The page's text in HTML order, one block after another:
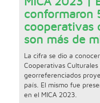
conformaron
cooperativas
son más de
La cifra se dio a
Cooperativas
georreferenciados
país. El mismo fue
en el MICA 2023.